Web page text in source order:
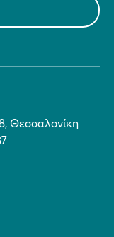
Θεσσαλονίκη